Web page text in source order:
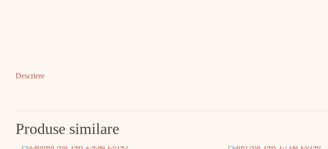
Descriere
Produse similare